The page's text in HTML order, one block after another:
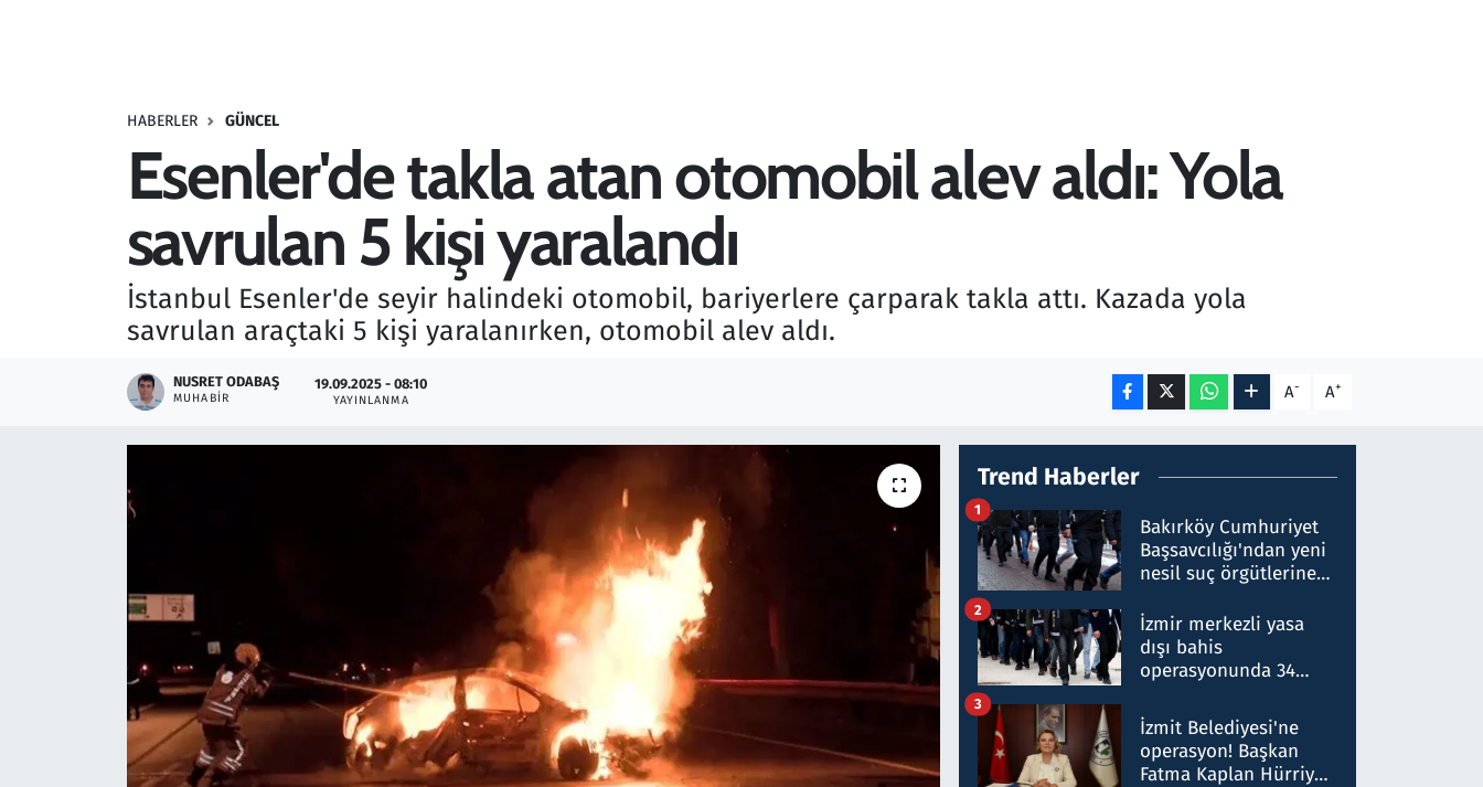
HABERLER GÜNCEL
Esenler'de takla atan otomobil alev aldı: Yola
savrulan 5 kişi yaralandı
İstanbul Esenler'de seyir halindeki otomobil, bariyerlere çarparak takla attı. Kazada yola
savrulan araçtaki 5 kişi yaralanırken, otomobil alev aldı.
NUSRET ODABAŞ
MUHABIR
19.09.2025 - 08:10
YAYINLANMA A- A+
Trend Haberler
Bakırköy Cumhuriyet
Başsavcılığı'ndan yeni
nesil suç örgütlerine
hakkında gözaltı kararı
1
İzmir merkezli yasa
dışı bahis
operasyonunda 34
Milyar liralık para
trafiği tespit edildi
2
İzmit Belediyesi'ne
operasyon! Başkan
Fatma Kaplan Hürriyet
3
Teknoloji ve Bilim
Televizyon